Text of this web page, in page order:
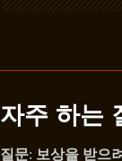
자주 하는
질문: 보상을 받으